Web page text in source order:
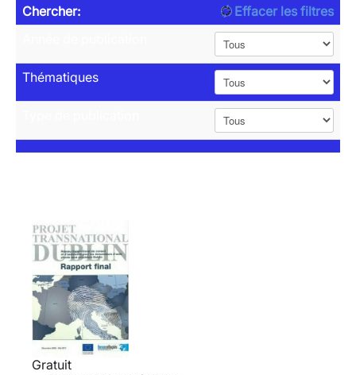
Chercher:
Effacer les filtres
Thématiques
Gratuit